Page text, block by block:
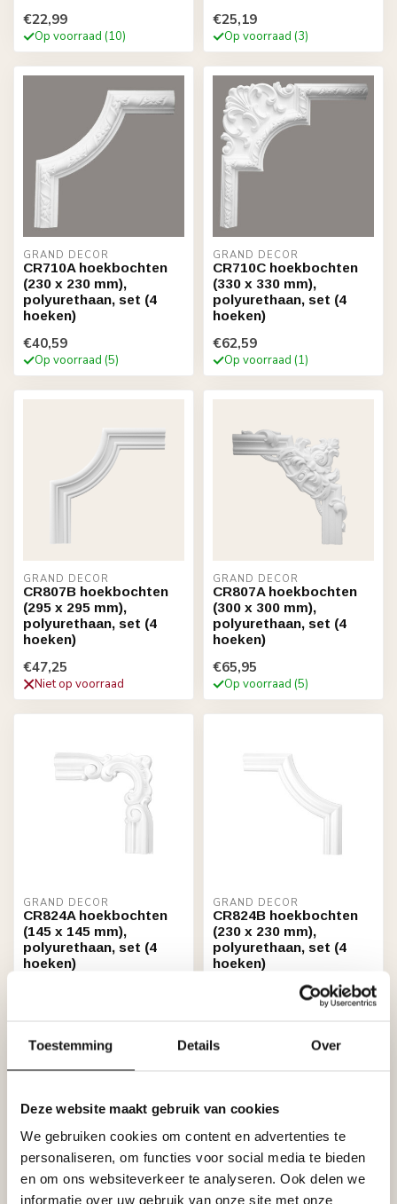
Toestemming Details Over
Deze website maakt gebruik van cookies
We gebruiken cookies om content en advertenties te
personaliseren, om functies voor social media te bieden
en om ons websiteverkeer te analyseren. Ook delen we
informatie over uw gebruik van onze site met onze
€22,99
Op voorraad (10)
€25,19
Op voorraad (3)
GRAND DECOR
CR710A hoekbochten
(230 x 230 mm),
polyurethaan, set (4
hoeken)
€40,59
Op voorraad (5)
GRAND DECOR
CR710C hoekbochten
(330 x 330 mm),
polyurethaan, set (4
hoeken)
€62,59
Op voorraad (1)
GRAND DECOR
CR807B hoekbochten
(295 x 295 mm),
polyurethaan, set (4
hoeken)
€47,25
Niet op voorraad
GRAND DECOR
CR807A hoekbochten
(300 x 300 mm),
polyurethaan, set (4
hoeken)
€65,95
Op voorraad (5)
GRAND DECOR
CR824A hoekbochten
(145 x 145 mm),
polyurethaan, set (4
hoeken)
GRAND DECOR
CR824B hoekbochten
(230 x 230 mm),
polyurethaan, set (4
hoeken)